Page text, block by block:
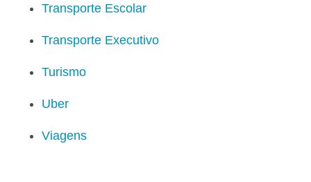
Transporte Escolar
Transporte Executivo
Turismo
Uber
Viagens